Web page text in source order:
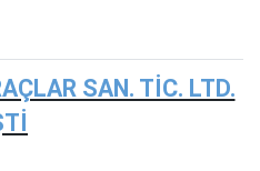
SAN. TİC. LTD.